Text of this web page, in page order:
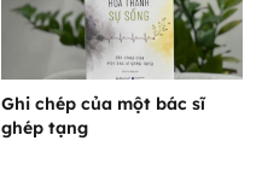
Ghi chép của một bác sĩ
ghép tạng